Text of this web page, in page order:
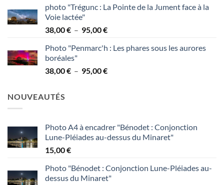
prix :
à
photo "Trégunc : La Pointe de la Jument face à la
Voie lactée"
38,00€ – 95,00€Plage
prix :
à
Photo "Penmarc'h : Les phares sous les aurores
boréales"
38,00€ – 95,00€Plage
NOUVEAUTÉS
Photo A4 à encadrer "Bénodet : Conjonction
Lune-Pléiades au-dessus du Minaret"
15,00€
Photo "Bénodet : Conjonction Lune-Pléiades au-
dessus du Minaret"